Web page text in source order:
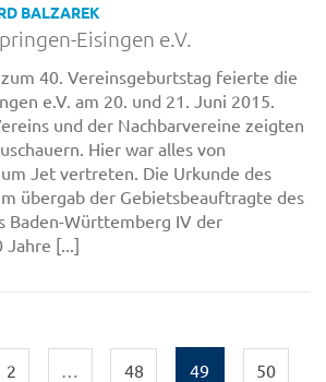
BALZAREK
Eisingen e.V.
40. Vereinsgeburtstag feierte die
e.V. am 20. und 21. Juni 2015.
und der Nachbarvereine zeigten
Hier war alles von
Jet vertreten. Die Urkunde des
übergab der Gebietsbeauftragte des
Baden-Württemberg IV der
Jahre [...]
2 48 49 50